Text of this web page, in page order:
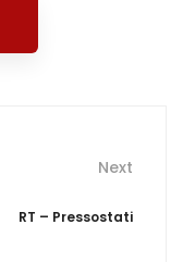
Next
RT – Pressostati